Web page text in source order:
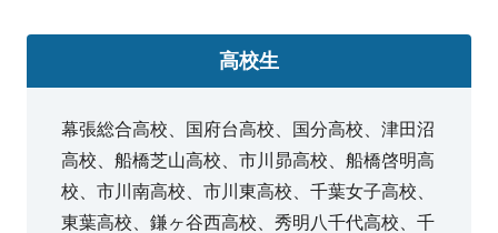
土曜：14時55分～20時
※お電話は13時～受付。日により変更あり。
【夏期講習期間の場合】
高校生
幕張総合高校、国府台高校、国分高校、津田沼
高校、船橋芝山高校、市川昴高校、船橋啓明高
校、市川南高校、市川東高校、千葉女子高校、
東葉高校、鎌ヶ谷西高校、秀明八千代高校、千